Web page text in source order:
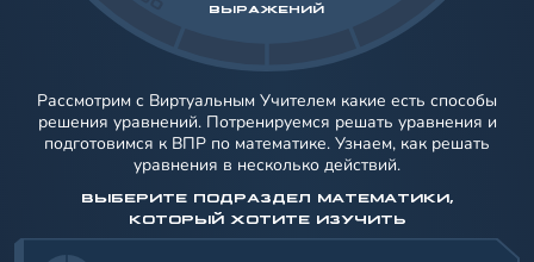
ВЫРАЖЕНИЙ
ВЫБЕРИТЕ ПОДРАЗДЕЛ МАТЕМАТИКИ,
КОТОРЫЙ ХОТИТЕ ИЗУЧИТЬ
Рассмотрим с Виртуальным Учителем какие есть способы
решения уравнений. Потренируемся решать уравнения и
подготовимся к ВПР по математике. Узнаем, как решать
уравнения в несколько действий.